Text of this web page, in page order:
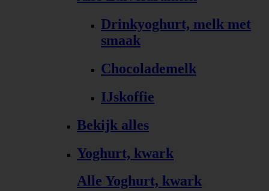
Drinkyoghurt, melk met
smaak
Chocolademelk
IJskoffie
Bekijk alles
Yoghurt, kwark
Alle Yoghurt, kwark